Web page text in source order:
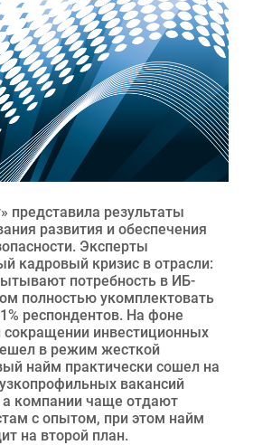
результаты
развития и обеспечения
Эксперты
кадровый кризис в отрасли:
потребность в ИБ-
полностью укомплектовать
респондентов. На фоне
инвестиционных
в режим жесткой
найм практически сошел на
вакансий
а компании чаще отдают
с опытом, при этом найм
на второй план.